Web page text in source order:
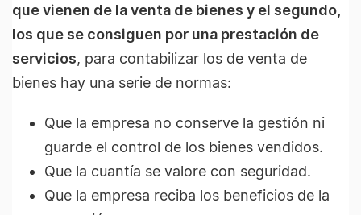
que vienen de la venta de bienes y el segundo,
los que se consiguen por una prestación de
servicios, para contabilizar los de venta de
bienes hay una serie de normas:
Que la empresa no conserve la gestión ni
guarde el control de los bienes vendidos.
Que la cuantía se valore con seguridad.
Que la empresa reciba los beneficios de la